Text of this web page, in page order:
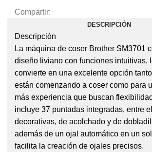
Compartir:
DESCRIPCIÓN
Descripción
La máquina de coser Brother SM3701
diseño liviano con funciones intuitivas,
convierte en una excelente opción
están comenzando a coser como para
más experiencia que buscan
incluye 37 puntadas integradas, entre
decorativas, de acolchado y de
además de un ojal automático en un
facilita la creación de ojales precisos.